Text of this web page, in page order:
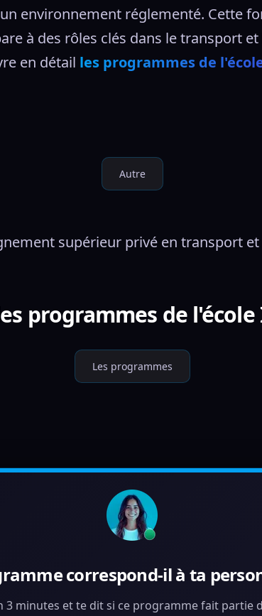
environnement réglementé. Cette
à des rôles clés dans le transport
en détail les programmes de
Autre
supérieur privé en transport
programmes de l'école
Les programmes
correspond-il à ta
3 minutes et te dit si ce programme fait partie